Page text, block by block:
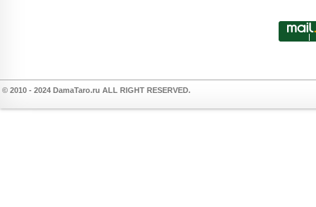
© 2010 - 2024 DamaTaro.ru ALL RIGHT RESERVED.